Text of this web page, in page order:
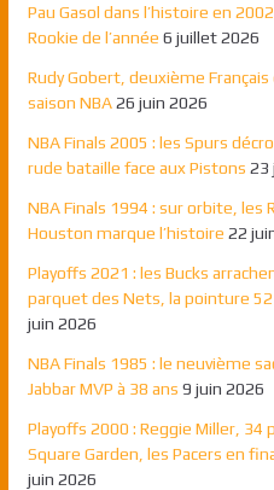
Pau Gasol dans l’histoire en
Rookie de l’année 6 juillet 2026
Rudy Gobert, deuxième
saison NBA 26 juin 2026
NBA Finals 2005 : les Spurs
rude bataille face aux Pistons 23
NBA Finals 1994 : sur orbite, les
Houston marque l’histoire 22
Playoffs 2021 : les Bucks
parquet des Nets, la pointure
juin 2026
NBA Finals 1985 : le neuvième
Jabbar MVP à 38 ans 9 juin 2026
Playoffs 2000 : Reggie Miller, 34
Square Garden, les Pacers en
juin 2026